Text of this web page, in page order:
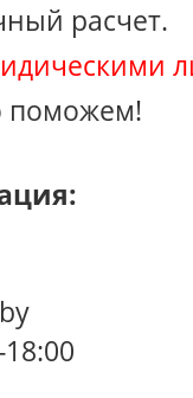
расчет.
поможем!